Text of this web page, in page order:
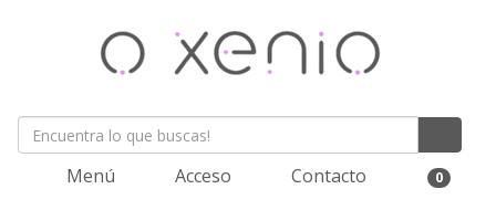
Menú Acceso Contacto 0